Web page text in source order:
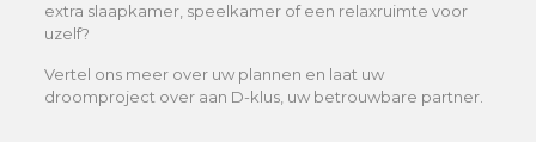
extra slaapkamer, speelkamer of een relaxruimte voor
uzelf?
Vertel ons meer over uw plannen en laat uw
droomproject over aan D-klus, uw betrouwbare partner.